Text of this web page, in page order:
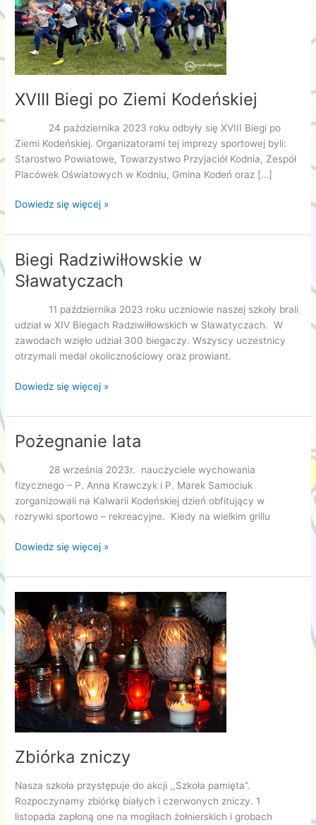
XVIII Biegi po Ziemi Kodeńskiej
24 października 2023 roku odbyły się XVIII Biegi po
Ziemi Kodeńskiej. Organizatorami tej imprezy sportowej byli:
Starostwo Powiatowe, Towarzystwo Przyjaciół Kodnia, Zespół
Placówek Oświatowych w Kodniu, Gmina Kodeń oraz […]
XVIII
po
Ziemi
Kodeńskiej
Dowiedz się więcej »
Biegi Radziwiłłowskie w
Sławatyczach
11 października 2023 roku uczniowie naszej szkoły brali
udział w XIV Biegach Radziwiłłowskich w Sławatyczach. W
zawodach wzięło udział 300 biegaczy. Wszyscy uczestnicy
otrzymali medal okolicznościowy oraz prowiant.
Biegi
w
Sławatyczach
Dowiedz się więcej »
Pożegnanie lata
28 września 2023r. nauczyciele wychowania
fizycznego – P. Anna Krawczyk i P. Marek Samociuk
zorganizowali na Kalwarii Kodeńskiej dzień obfitujący w
rozrywki sportowo – rekreacyjne. Kiedy na wielkim grillu
Pożegnanie
Dowiedz się więcej »
Zbiórka zniczy
Nasza szkoła przystępuje do akcji ,,Szkoła pamięta”.
Rozpoczynamy zbiórkę białych i czerwonych zniczy. 1
listopada zapłoną one na mogiłach żołnierskich i grobach